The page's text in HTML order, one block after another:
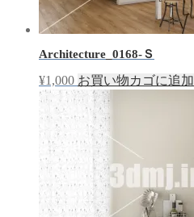
Architecture_0168-Ｓ
¥1,000 お買い物カゴに追加